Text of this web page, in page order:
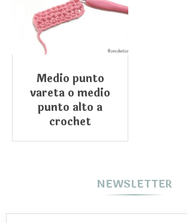
Medio punto
vareta o medio
punto alto a
crochet
NEWSLETTER